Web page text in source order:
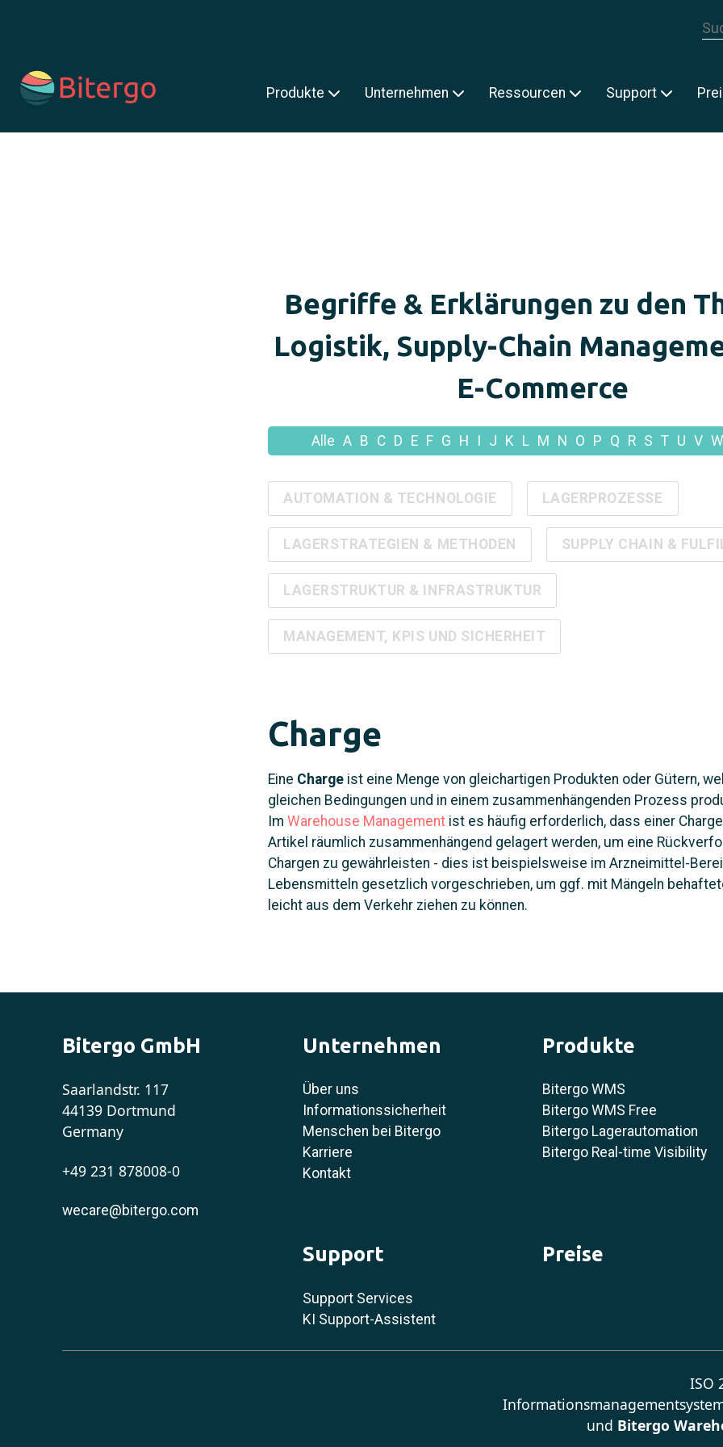
Produkte Unternehmen Ressourcen Support
ist ein Suchfeld mit einer automatischen Vorschlagsfunktion.
Begriffe & Erklärungen zu den
Logistik, Supply-Chain
E-Commerce
Alle A B C D E F G H J K L M N O P Q R S T U V W
AUTOMATION & TECHNOLOGIE LAGERPROZESSE
LAGERSTRATEGIEN & METHODEN SUPPLY CHAIN &
LAGERSTRUKTUR & INFRASTRUKTUR
MANAGEMENT, KPIS UND SICHERHEIT
Charge
Eine Charge ist eine Menge von gleichartigen Produkten oder Gütern,
gleichen Bedingungen und in einem zusammenhängenden Prozess
Im Warehouse Management ist es häufig erforderlich, dass einer
Artikel räumlich zusammenhängend gelagert werden, um eine
Chargen zu gewährleisten - dies ist beispielsweise im Arzneimittel-
Lebensmitteln gesetzlich vorgeschrieben, um ggf. mit Mängeln
leicht aus dem Verkehr ziehen zu können.
Bitergo GmbH
Saarlandstr. 117
44139 Dortmund
Germany
+49 231 878008-0
wecare@bitergo.com
Unternehmen
Über uns
Informationssicherheit
Menschen bei Bitergo
Karriere
Kontakt
Produkte
Bitergo WMS
Bitergo WMS Free
Bitergo Lagerautomation
Bitergo Real-time Visibility
Support
Support Services
KI Support-Assistent
Preise
ISO
und Bitergo